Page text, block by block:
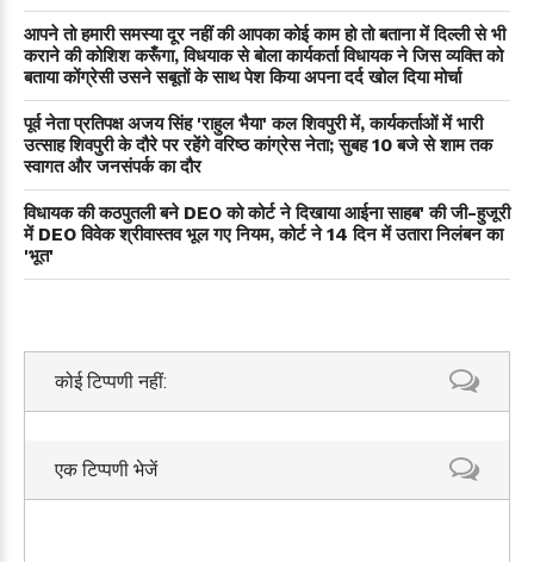
आपने तो हमारी समस्या दूर नहीं की आपका कोई काम हो तो बताना में दिल्ली से भी
कराने की कोशिश करूँगा, विधयाक से बोला कार्यकर्ता विधायक ने जिस व्यक्ति को
बताया कोंग्रेसी उसने सबूतों के साथ पेश किया अपना दर्द खोल दिया मोर्चा
पूर्व नेता प्रतिपक्ष अजय सिंह 'राहुल भैया' कल शिवपुरी में, कार्यकर्ताओं में भारी
उत्साह शिवपुरी के दौरे पर रहेंगे वरिष्ठ कांग्रेस नेता; सुबह 10 बजे से शाम तक
स्वागत और जनसंपर्क का दौर
विधायक की कठपुतली बने DEO को कोर्ट ने दिखाया आईना साहब' की जी-हुजूरी
में DEO विवेक श्रीवास्तव भूल गए नियम, कोर्ट ने 14 दिन में उतारा निलंबन का
'भूत'
कोई टिप्पणी नहीं:
एक टिप्पणी भेजें